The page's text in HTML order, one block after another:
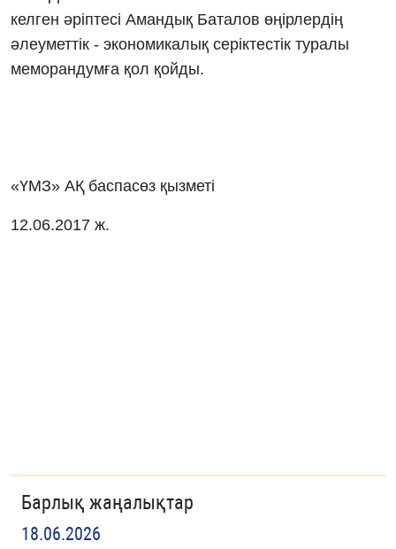
келген әріптесі Амандық Баталов өңірлердің
әлеуметтік - экономикалық серіктестік туралы
меморандумға қол қойды.
«ҮМЗ» АҚ баспасөз қызметі
12.06.2017 ж.
Барлық жаңалықтар
18.06.2026